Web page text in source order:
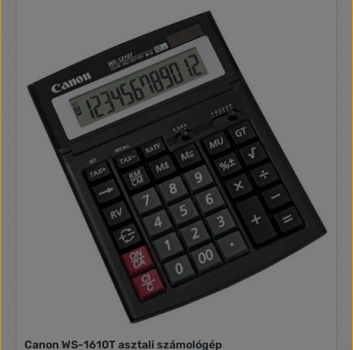
műveletek, mérnöki szimbólumok, egyenletszámítás,
műveletenkénti ellenőrzés és javítás, integrál-,
differenciálszámítás, megoldó funkció, számrendszerek
Kemény tok Elem+napelem, gombelem Méret: 77 x 165,5 x
11,1 mm Tömeg: 90 g
Canon WS-1610T asztali számológép